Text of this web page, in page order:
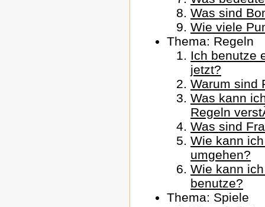
Was sind
Wie viele
Thema: Regeln
Ich benutze
jetzt?
Warum sind
Was kann
Regeln
Was sind
Wie kann
umgehen?
Wie kann
benutze?
Thema: Spiele